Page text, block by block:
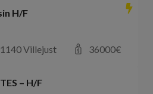
H/F
Villejust
36000€
– H/F